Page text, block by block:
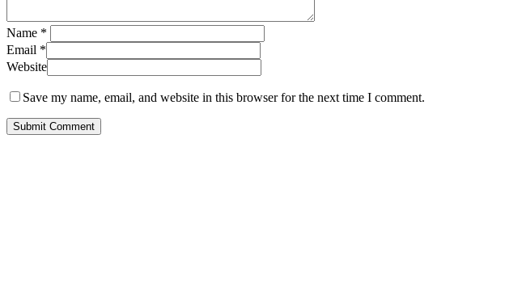
Name *
Email *
Website
Save my name, email, and website in this browser for the next time I comment.